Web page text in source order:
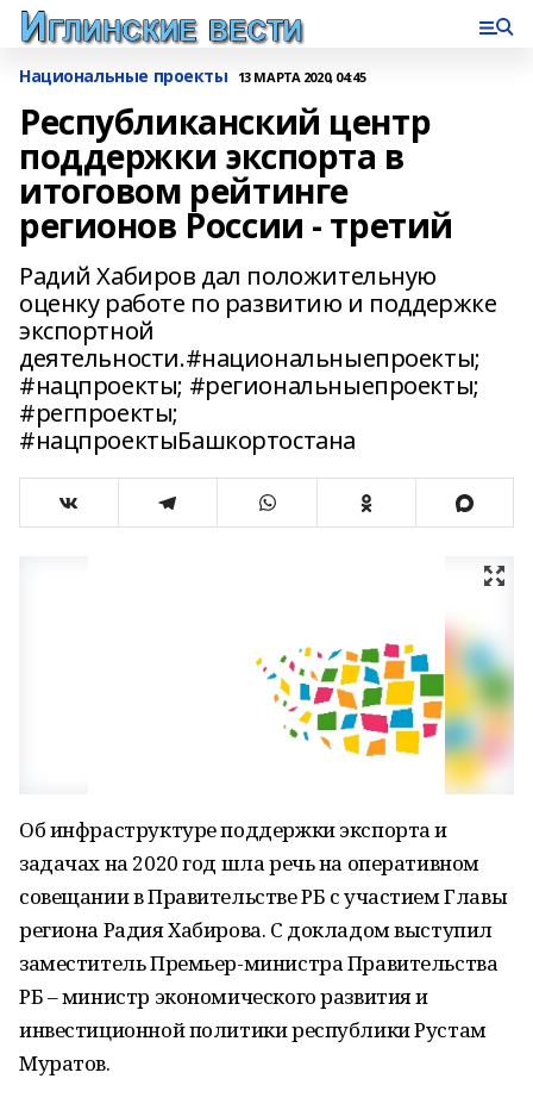
Национальные проекты 13 МАРТА 2020, 04:45
Республиканский центр
поддержки экспорта в
итоговом рейтинге
регионов России - третий
Радий Хабиров дал положительную
оценку работе по развитию и поддержке
экспортной
деятельности.#национальныепроекты;
#нацпроекты; #региональныепроекты;
#регпроекты;
#нацпроектыБашкортостана
Об инфраструктуре поддержки экспорта и
задачах на 2020 год шла речь на оперативном
совещании в Правительстве РБ с участием Главы
региона Радия Хабирова. С докладом выступил
заместитель Премьер-министра Правительства
РБ – министр экономического развития и
инвестиционной политики республики Рустам
Муратов.